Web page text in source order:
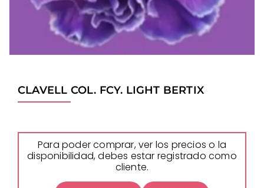
CLAVELL COL. FCY. LIGHT BERTIX
Para poder comprar, ver los precios o la
disponibilidad, debes estar registrado como
cliente.